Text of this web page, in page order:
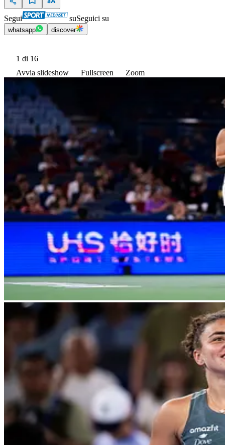
Segui suSeguici su
whatsapp discover
1 di 16
Avvia slideshow
Fullscreen Zoom